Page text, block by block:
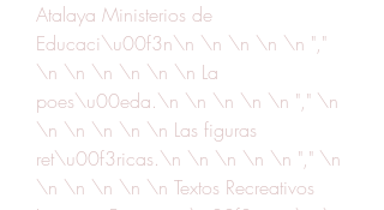
Atalaya Ministerios de
Educaci\u00f3n\n \n \n \n \n ","
\n \n \n \n \n \n La
poes\u00eda.\n \n \n \n \n "," \n
\n \n \n \n \n Las figuras
ret\u00f3ricas.\n \n \n \n \n "," \n
\n \n \n \n \n Textos Recreativos